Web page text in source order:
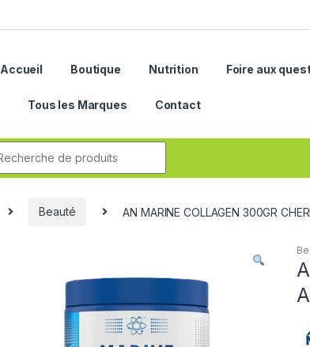
Accueil Boutique Nutrition Foire aux
Tous les Marques Contact
Beauté AN MARINE COLLAGEN 300GR